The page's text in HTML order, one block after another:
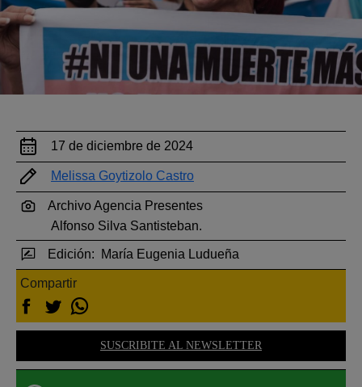
17 de diciembre de 2024
Melissa Goytizolo Castro
Archivo Agencia Presentes
Alfonso Silva Santisteban.
Edición: María Eugenia Ludueña
Compartir
SUSCRIBITE AL NEWSLETTER